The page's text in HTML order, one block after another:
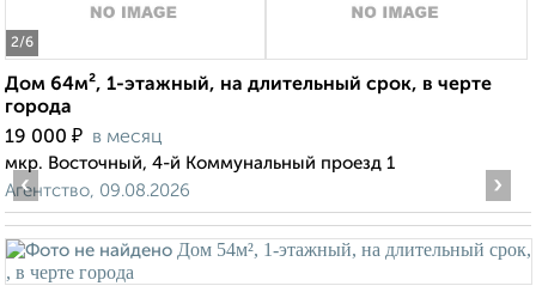
2/6
Дом 64м², 1-этажный, на длительный срок, в черте
города
19 000 ₽ в месяц
мкр. Восточный, 4-й Коммунальный проезд 1
Агентство, 09.08.2026
‹ ›